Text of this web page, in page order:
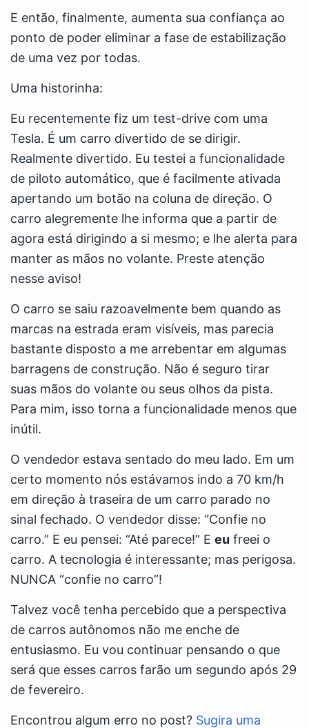
E então, finalmente, aumenta sua confiança ao
ponto de poder eliminar a fase de estabilização
de uma vez por todas.
Uma historinha:
Eu recentemente fiz um test-drive com uma
Tesla. É um carro divertido de se dirigir.
Realmente divertido. Eu testei a funcionalidade
de piloto automático, que é facilmente ativada
apertando um botão na coluna de direção. O
carro alegremente lhe informa que a partir de
agora está dirigindo a si mesmo; e lhe alerta para
manter as mãos no volante. Preste atenção
nesse aviso!
O carro se saiu razoavelmente bem quando as
marcas na estrada eram visíveis, mas parecia
bastante disposto a me arrebentar em algumas
barragens de construção. Não é seguro tirar
suas mãos do volante ou seus olhos da pista.
Para mim, isso torna a funcionalidade menos que
inútil.
O vendedor estava sentado do meu lado. Em um
certo momento nós estávamos indo a 70 km/h
em direção à traseira de um carro parado no
sinal fechado. O vendedor disse: “Confie no
carro.” E eu pensei: “Até parece!” E eu freei o
carro. A tecnologia é interessante; mas perigosa.
NUNCA “confie no carro”!
Talvez você tenha percebido que a perspectiva
de carros autônomos não me enche de
entusiasmo. Eu vou continuar pensando o que
será que esses carros farão um segundo após 29
de fevereiro.
Encontrou algum erro no post? Sugira uma